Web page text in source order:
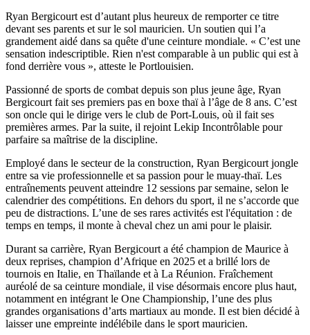
Ryan Bergicourt est d’autant plus heureux de remporter ce titre
devant ses parents et sur le sol mauricien. Un soutien qui l’a
grandement aidé dans sa quête d'une ceinture mondiale. « C’est une
sensation indescriptible. Rien n'est comparable à un public qui est à
fond derrière vous », atteste le Portlouisien.
Passionné de sports de combat depuis son plus jeune âge, Ryan
Bergicourt fait ses premiers pas en boxe thaï à l’âge de 8 ans. C’est
son oncle qui le dirige vers le club de Port-Louis, où il fait ses
premières armes. Par la suite, il rejoint Lekip Incontrôlable pour
parfaire sa maîtrise de la discipline.
Employé dans le secteur de la construction, Ryan Bergicourt jongle
entre sa vie professionnelle et sa passion pour le muay-thaï. Les
entraînements peuvent atteindre 12 sessions par semaine, selon le
calendrier des compétitions. En dehors du sport, il ne s’accorde que
peu de distractions. L’une de ses rares activités est l'équitation : de
temps en temps, il monte à cheval chez un ami pour le plaisir.
Durant sa carrière, Ryan Bergicourt a été champion de Maurice à
deux reprises, champion d’Afrique en 2025 et a brillé lors de
tournois en Italie, en Thaïlande et à La Réunion. Fraîchement
auréolé de sa ceinture mondiale, il vise désormais encore plus haut,
notamment en intégrant le One Championship, l’une des plus
grandes organisations d’arts martiaux au monde. Il est bien décidé à
laisser une empreinte indélébile dans le sport mauricien.